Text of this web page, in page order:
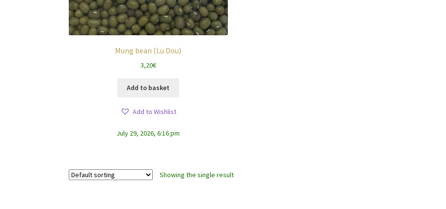
Mung bean (Lu Dou)
3,20€
Add to basket
Add to Wishlist
July 29, 2026, 6:16 pm
Showing the single result